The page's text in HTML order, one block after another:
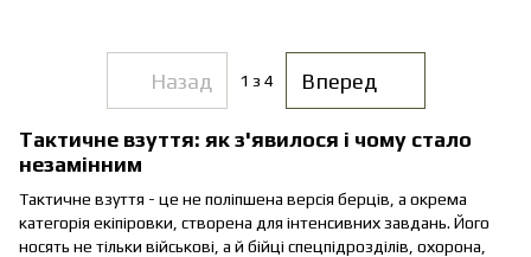
Тактичне взуття: як з'явилося і чому стало
незамінним
Тактичне взуття - це не поліпшена версія берців, а окрема
категорія екіпіровки, створена для інтенсивних завдань. Його
носять не тільки військові, а й бійці спецпідрозділів, охорона,
Назад 1 з 4 Вперед